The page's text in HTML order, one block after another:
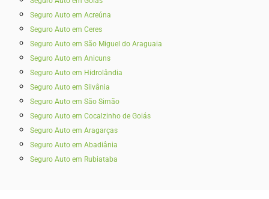
Seguro Auto em Acreúna
Seguro Auto em Ceres
Seguro Auto em São Miguel do Araguaia
Seguro Auto em Anicuns
Seguro Auto em Hidrolândia
Seguro Auto em Silvânia
Seguro Auto em São Simão
Seguro Auto em Cocalzinho de Goiás
Seguro Auto em Aragarças
Seguro Auto em Abadiânia
Seguro Auto em Rubiataba